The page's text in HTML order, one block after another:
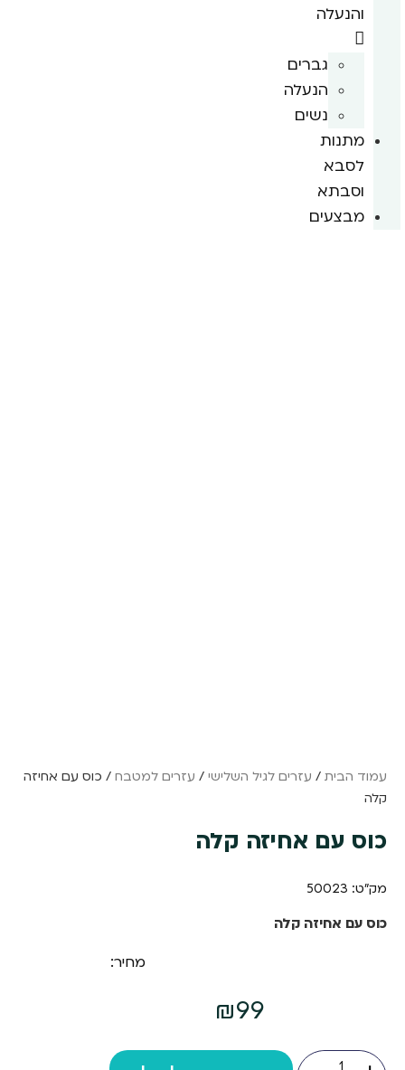
והנעלה
גברים
הנעלה
נשים
מתנות
לסבא
וסבתא
מבצעים
עמוד הבית / עזרים לגיל השלישי / עזרים למטבח / כוס עם אחיזה
קלה
כוס עם אחיזה קלה
מק"ט: 50023
כוס עם אחיזה קלה
מחיר:
₪99
כמות